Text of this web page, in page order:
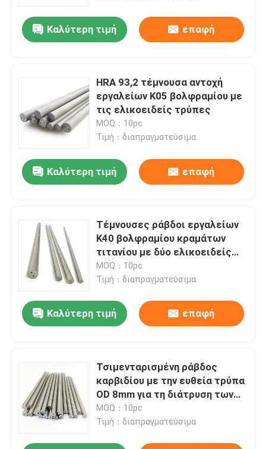
Καλύτερη τιμή επαφή
HRA 93,2 τέμνουσα αντοχή
εργαλείων K05 βολφραμίου με
τις ελικοειδείς τρύπες
MOQ：10pc
Τιμή：διαπραγματεύσιμα
Καλύτερη τιμή επαφή
Τέμνουσες ράβδοι εργαλείων
K40 βολφραμίου κραμάτων
τιτανίου με δύο ελικοειδείς
τρύπες
MOQ：10pc
Τιμή：διαπραγματεύσιμα
Καλύτερη τιμή επαφή
Τσιμενταρισμένη ράβδος
καρβιδίου με την ευθεία τρύπα
OD 8mm για τη διάτρυση των
κενών
MOQ：10pc
Τιμή：διαπραγματεύσιμα